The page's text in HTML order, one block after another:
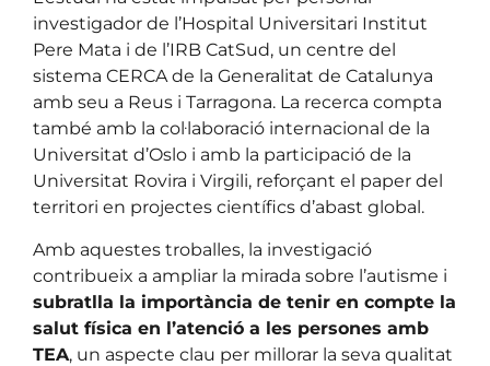
investigador de l’Hospital Universitari Institut
Pere Mata i de l’IRB CatSud, un centre del
sistema CERCA de la Generalitat de Catalunya
amb seu a Reus i Tarragona. La recerca compta
també amb la col·laboració internacional de la
Universitat d’Oslo i amb la participació de la
Universitat Rovira i Virgili, reforçant el paper del
territori en projectes científics d’abast global.
Amb aquestes troballes, la investigació
contribueix a ampliar la mirada sobre l’autisme i
subratlla la importància de tenir en compte la
salut física en l’atenció a les persones amb
TEA, un aspecte clau per millorar la seva qualitat